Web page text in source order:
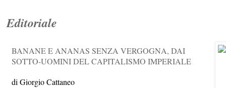
Editoriale
BANANE E ANANAS SENZA VERGOGNA, DAI
SOTTO-UOMINI DEL CAPITALISMO IMPERIALE
di Giorgio Cattaneo